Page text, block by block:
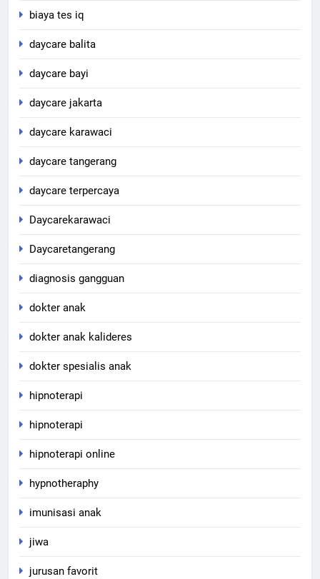
biaya tes iq
daycare balita
daycare bayi
daycare jakarta
daycare karawaci
daycare tangerang
daycare terpercaya
Daycarekarawaci
Daycaretangerang
diagnosis gangguan
dokter anak
dokter anak kalideres
dokter spesialis anak
hipnoterapi
hipnoterapi
hipnoterapi online
hypnotheraphy
imunisasi anak
jiwa
jurusan favorit